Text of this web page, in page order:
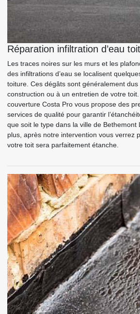
Réparation infiltration d’eau
Les traces noires sur les murs et les
des infiltrations d’eau se localisent
toiture. Ces dégâts sont généralement
construction ou à un entretien de votre
couverture Costa Pro vous propose des
services de qualité pour garantir
que soit le type dans la ville de Bethemont
plus, après notre intervention vous verrez
votre toit sera parfaitement étanche.